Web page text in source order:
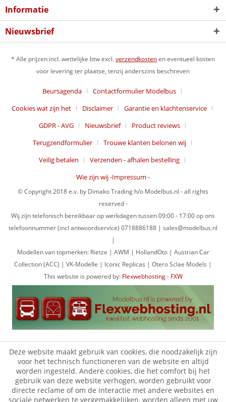
Informatie
Nieuwsbrief
* Alle prijzen incl. wettelijke btw excl.verzendkostenen eventueel kosten
voor levering ter plaatse, tenzij anderszins beschreven
Beursagenda
Contactformulier Modelbus
Cookies wat zijn het
Disclaimer
Garantie en klachtenservice
GDPR - AVG
Nieuwsbrief
Product reviews
Terugzendformulier
Trouwe klanten belonen wij
Veilig betalen
Verzenden - afhalen bestelling
Wie zijn wij -Impressum -
© Copyright 2018 e.v. by Dimako Trading h/o Modelbus.nl - all rights
reserved -
Wij zijn telefonisch bereikbaar op werkdagen tussen 09:00 - 17:00 op ons
telefoonnummer (incl antwoordservice) 0718886188 | sales@modelbus.nl
|
Modellen van topmerken: Rietze | AWM | HollandOto | Austrian Car
Collection (ACC) | VK-Modelle | Iconic Replicas | Otero Sclae Models |
This website is powered by: Flexwebhosting - FXW
Deze website maakt gebruik van cookies, die noodzakelijk zijn
voor het technisch functioneren van de website en altijd
worden ingesteld. Andere cookies, die het comfort bij het
gebruik van deze website verhogen, worden gebruikt voor
directe reclame of om de interactie met andere websites en
sociale netwerken te vergemakkelijken, worden alleen met uw